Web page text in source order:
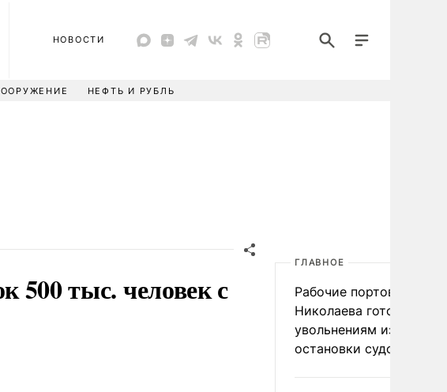
НОВОСТИ
НЕФТЬ И РУБЛЬ
500 тыс. человек с
ГЛАВНОЕ
Рабочие портов
Николаева готовятся к
увольнениям из-за
остановки судоходства